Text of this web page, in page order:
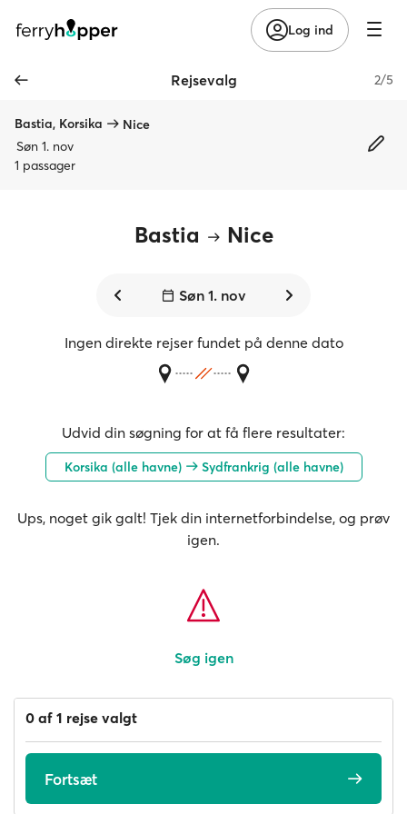
Log ind
Rejsevalg 2/5
Bastia, Korsika
Nice
Søn 1. nov
1 passager
Bastia Nice
Søn 1. nov
Ingen direkte rejser fundet på denne dato
Udvid din søgning for at få flere resultater:
Korsika (alle havne) Sydfrankrig (alle havne)
Ups, noget gik galt! Tjek din internetforbindelse, og prøv
igen.
Søg igen
0 af 1 rejse valgt
Fortsæt